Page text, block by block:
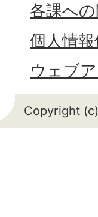
各課へ
個人情
ウェブ
Copyright